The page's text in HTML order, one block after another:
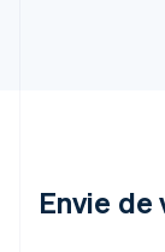
Envie de
Japon